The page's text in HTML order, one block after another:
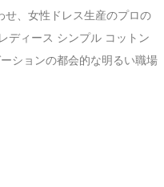
せ、女性ドレス生産のプロの
ディース シンプル コットン
ションの都会的な明るい職場